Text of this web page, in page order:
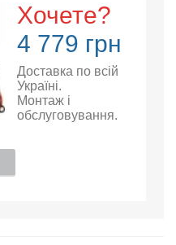
Хочете?
4 779 грн
Доставка по всій
Україні.
Монтаж і
обслуговування.